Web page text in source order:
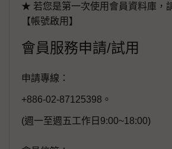
★ 若您是第一次使用會員資料庫，
【帳號啟用】
會員服務申請/試用
申請專線：
+886-02-87125398。
(週一至週五工作日9:00~18:00)